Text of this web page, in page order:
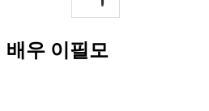
배우 이필모